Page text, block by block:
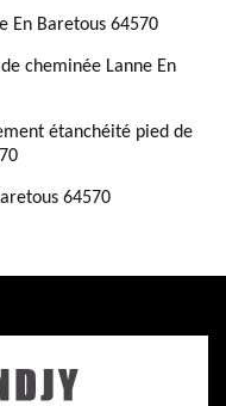
En Baretous 64570
cheminée Lanne En
étanchéité pied de
64570